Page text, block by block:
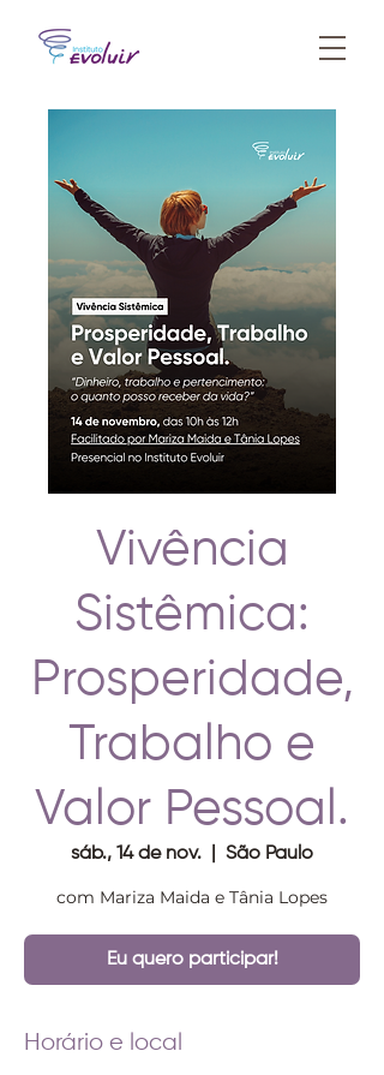
Vivência
Sistêmica:
Prosperidade,
Trabalho e
Valor Pessoal.
sáb., 14 de nov. São Paulo
com Mariza Maida e Tânia Lopes
Eu quero participar!
Horário e local